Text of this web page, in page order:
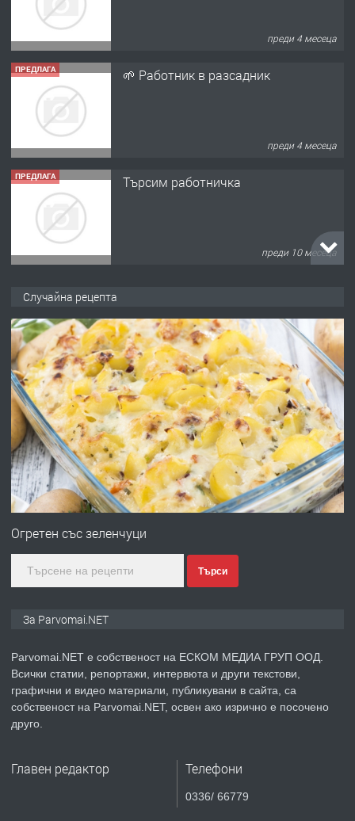
преди 4 месеца
ПРЕДЛАГА 🌱 Работник в разсадник
преди 4 месеца
ПРЕДЛАГА Търсим работничка
преди 10 месеца
преди 1 година
ПРЕДЛАГА Работа за общи работници
преди 1 година
ПРЕДЛАГА
Първи поход "По стъпките на Ангел
преди 1 година
ПРЕДЛАГА Уроци по Математика
Случайна рецепта
Огретен със зеленчуци
Търси
За Parvomai.NET
Parvomai.NET е собственост на ЕСКОМ МЕДИА ГРУП ООД.
Всички статии, репортажи, интервюта и други текстови,
графични и видео материали, публикувани в сайта, са
собственост на Parvomai.NET, освен ако изрично е посочено
друго.
Главен редактор Телефони
0336/ 66779